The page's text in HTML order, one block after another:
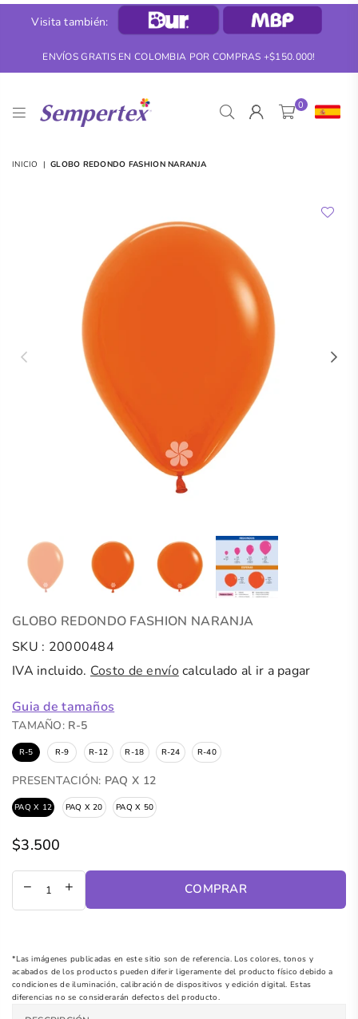
Visita también:
ENVÍOS GRATIS EN COLOMBIA POR COMPRAS +$150.000!
SEMPERTEX
0
INICIO | GLOBO REDONDO FASHION NARANJA
GLOBO REDONDO FASHION NARANJA
SKU : 20000484
IVA incluido. Costo de envíocalculado al ir a pagar
Guia de tamaños
TAMAÑO: R-5
R-5 R-9 R-12 R-18 R-24 R-40
PRESENTACIÓN: PAQ X 12
PAQ X 12 PAQ X 20 PAQ X 50
Precio
regular
$3.500
COMPRAR
*Las imágenes publicadas en este sitio son de referencia. Los colores, tonos y
acabados de los productos pueden diferir ligeramente del producto físico debido a
condiciones de iluminación, calibración de dispositivos y edición digital. Estas
diferencias no se considerarán defectos del producto.